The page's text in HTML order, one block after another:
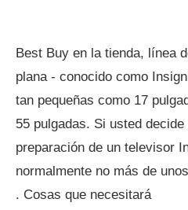
Best Buy en la tienda, línea
plana - conocido como
tan pequeñas como 17
55 pulgadas. Si usted
preparación de un televisor
normalmente no más de
. Cosas que necesitará